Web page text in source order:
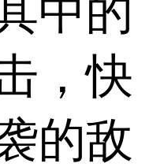
中的
，快
的敌